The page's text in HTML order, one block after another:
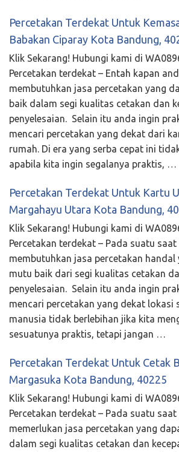
Percetakan Terdekat Untuk
Babakan Ciparay Kota Bandung,
Klik Sekarang! Hubungi kami di
Percetakan terdekat – Entah kapan
membutuhkan jasa percetakan yang
baik dalam segi kualitas cetakan dan
penyelesaian. Selain itu anda ingin
mencari percetakan yang dekat dari
rumah. Di era yang serba cepat ini
apabila kita ingin segalanya praktis, …
Percetakan Terdekat Untuk Kartu
Margahayu Utara Kota Bandung,
Klik Sekarang! Hubungi kami di
Percetakan terdekat – Pada suatu
membutuhkan jasa percetakan handal
mutu baik dari segi kualitas cetakan
penyelesaian. Selain itu anda ingin
mencari percetakan yang dekat lokasi
manusia tidak berlebihan jika kita
sesuatunya praktis, tetapi jangan …
Percetakan Terdekat Untuk Cetak
Margasuka Kota Bandung, 40225
Klik Sekarang! Hubungi kami di
Percetakan terdekat – Pada suatu
memerlukan jasa percetakan yang
dalam segi kualitas cetakan dan